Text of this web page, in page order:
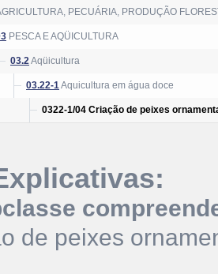
PECUÁRIA, PRODUÇÃO
PESCA E AQÜICULTURA
03.2Aqüicultura
03.22-1Aquicultura em água doce
0322-1/04 Criação de peixes
de peixes